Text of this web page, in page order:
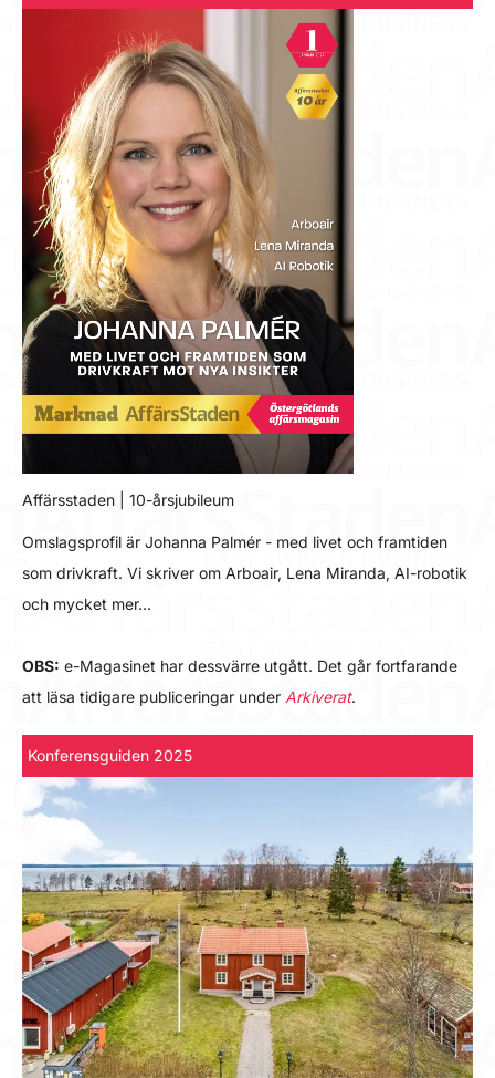
Affärsstaden | 10-årsjubileum
Omslagsprofil är Johanna Palmér - med livet och framtiden
som drivkraft. Vi skriver om Arboair, Lena Miranda, AI-robotik
och mycket mer…
OBS: e-Magasinet har dessvärre utgått. Det går fortfarande
att läsa tidigare publiceringar under Arkiverat.
Konferensguiden 2025